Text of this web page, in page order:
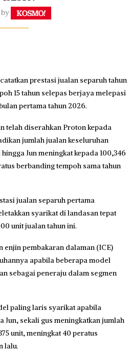
prestasi jualan separuh tahun
15 tahun selepas berjaya melepasi
pertama tahun 2026.
telah diserahkan Proton kepada
jumlah jualan keseluruhan
Jun meningkat kepada 100,346
berbanding tempoh sama tahun
jualan separuh pertama
syarikat di landasan tepat
unit jualan tahun ini.
pembakaran dalaman (ICE)
apabila beberapa model
sebagai peneraju dalam segmen
paling laris syarikat apabila
Jun, sekali gus meningkatkan jumlah
unit, meningkat 40 peratus
lalu.